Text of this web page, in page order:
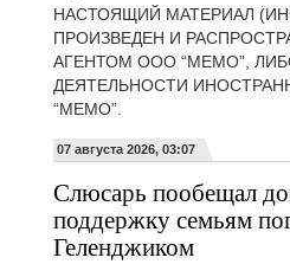
НАСТОЯЩИЙ МАТЕРИАЛ
ПРОИЗВЕДЕН И
АГЕНТОМ ООО “МЕМО”,
ДЕЯТЕЛЬНОСТИ
“МЕМО”.
07 августа 2026, 03:07
Слюсарь пообещал
поддержку семьям
Геленджиком